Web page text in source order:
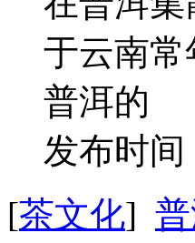
于云南
普洱的
发布时
[茶文化]